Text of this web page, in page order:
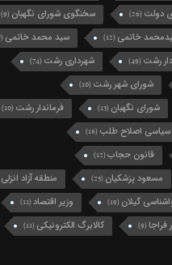
دولت (26) سخنگوی شورای نگهبان (9)
خاتمی (12) سید محمد خاتمی (27)
رشت (49) شهرداری رشت (74)
شورای شهر رشت (10)
شورای نگهبان (13) فرماندار رشت (10)
سیاسی اصلاح طلب (16)
قانون حجاب(12)
مسعود پزشکیان (23) منطقه آزاد انزلی
گیلان (19) وزیر اقتصاد(11)
(9) کالابرگ الکترونیکی (11)